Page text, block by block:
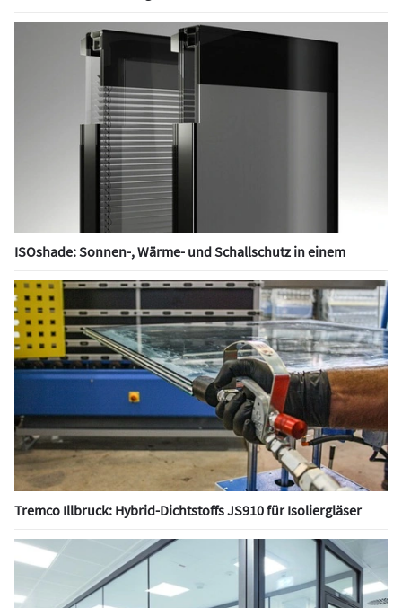
ISOshade: Sonnen-, Wärme- und Schallschutz in einem
Tremco Illbruck: Hybrid-Dichtstoffs JS910 für Isoliergläser